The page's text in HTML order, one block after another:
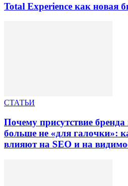
Total Experience как новая
СТАТЬИ
Почему присутствие
больше не «для галочки»:
влияют на SEO и на